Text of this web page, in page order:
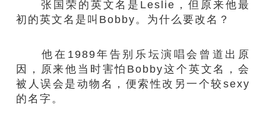
张国荣的英文名是Leslie，但原来他最
初的英文名是叫Bobby。为什么要改名？
他在1989年告别乐坛演唱会曾道出原
因，原来他当时害怕Bobby这个英文名，会
被人误会是动物名，便索性改另一个较sexy
的名字。